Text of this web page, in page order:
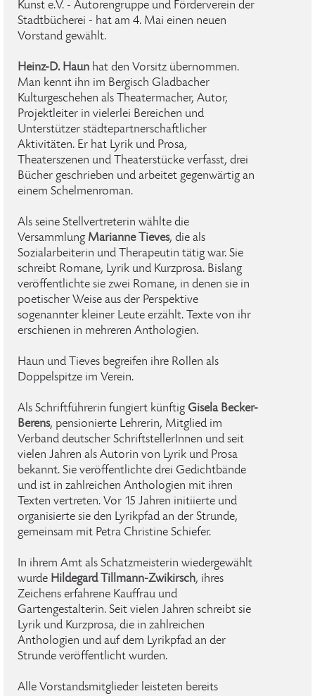
Kunst e.V. - Autorengruppe und Förderverein der
Stadtbücherei - hat am 4. Mai einen neuen
Vorstand gewählt.
Heinz-D. Haun hat den Vorsitz übernommen.
Man kennt ihn im Bergisch Gladbacher
Kulturgeschehen als Theatermacher, Autor,
Projektleiter in vielerlei Bereichen und
Unterstützer städtepartnerschaftlicher
Aktivitäten. Er hat Lyrik und Prosa,
Theaterszenen und Theaterstücke verfasst, drei
Bücher geschrieben und arbeitet gegenwärtig an
einem Schelmenroman.
Als seine Stellvertreterin wählte die
Versammlung Marianne Tieves, die als
Sozialarbeiterin und Therapeutin tätig war. Sie
schreibt Romane, Lyrik und Kurzprosa. Bislang
veröffentlichte sie zwei Romane, in denen sie in
poetischer Weise aus der Perspektive
sogenannter kleiner Leute erzählt. Texte von ihr
erschienen in mehreren Anthologien.
Haun und Tieves begreifen ihre Rollen als
Doppelspitze im Verein.
Als Schriftführerin fungiert künftig Gisela Becker-
Berens, pensionierte Lehrerin, Mitglied im
Verband deutscher SchriftstellerInnen und seit
vielen Jahren als Autorin von Lyrik und Prosa
bekannt. Sie veröffentlichte drei Gedichtbände
und ist in zahlreichen Anthologien mit ihren
Texten vertreten. Vor 15 Jahren initiierte und
organisierte sie den Lyrikpfad an der Strunde,
gemeinsam mit Petra Christine Schiefer.
In ihrem Amt als Schatzmeisterin wiedergewählt
wurde Hildegard Tillmann-Zwikirsch, ihres
Zeichens erfahrene Kauffrau und
Gartengestalterin. Seit vielen Jahren schreibt sie
Lyrik und Kurzprosa, die in zahlreichen
Anthologien und auf dem Lyrikpfad an der
Strunde veröffentlicht wurden.
Alle Vorstandsmitglieder leisteten bereits